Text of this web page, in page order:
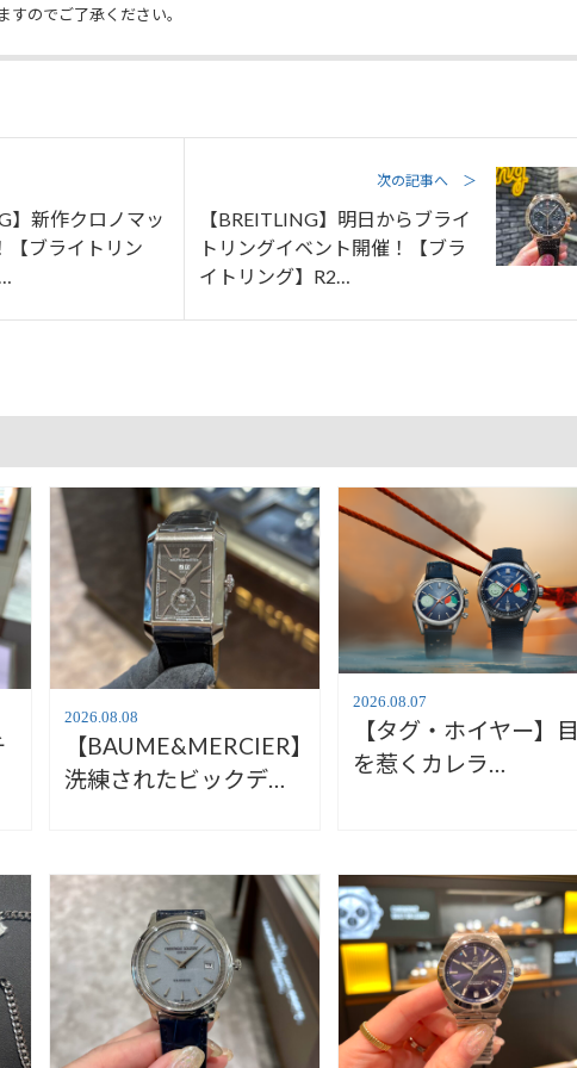
すのでご了承ください。
】新作クロノマッ
【ブライトリン
次の記事へ ＞
【BREITLING】明日からブライ
トリングイベント開催！【ブラ
イトリング】R2…
2026.08.08
【BAUME&MERCIER】
洗練されたビックデイ
2026.08.07
【タグ・ホイヤー】目
を惹くカレラ